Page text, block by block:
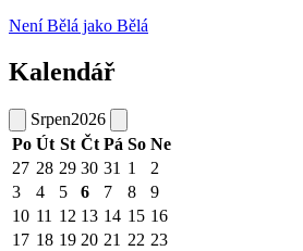
Není Bělá jako Bělá
Kalendář
Srpen2026
Po Út St Čt Pá So Ne
27 28 29 30 31 1
2
3
4 5 6 7 8
9
10 11 12 13 14 15 16
17 18 19 20 21 22 23